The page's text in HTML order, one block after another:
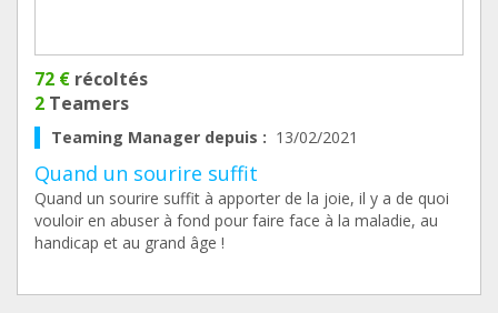
72 € récoltés
2 Teamers
Teaming Manager depuis : 13/02/2021
Quand un sourire suffit
Quand un sourire suffit à apporter de la joie, il y a de quoi
vouloir en abuser à fond pour faire face à la maladie, au
handicap et au grand âge !